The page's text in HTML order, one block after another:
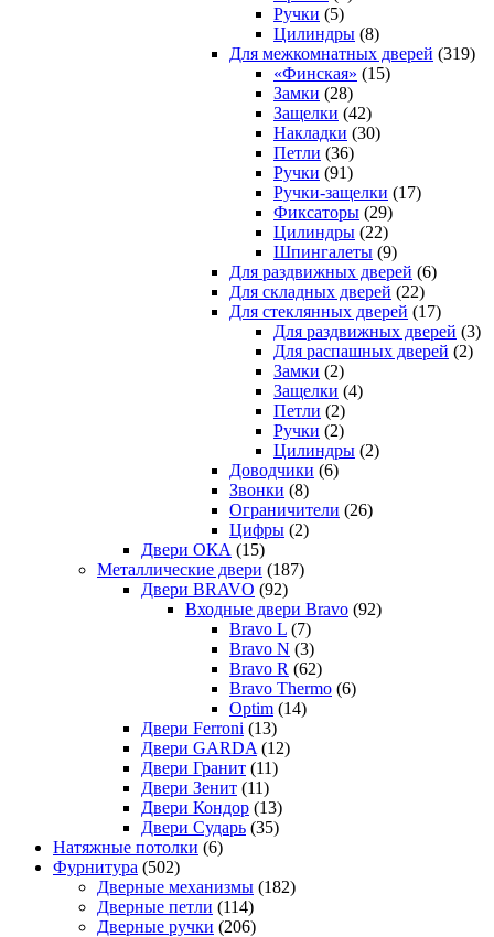
Ручки (5)
Цилиндры (8)
Для межкомнатных дверей (319)
«Финская» (15)
Замки (28)
Защелки (42)
Накладки (30)
Петли (36)
Ручки (91)
Ручки-защелки (17)
Фиксаторы (29)
Цилиндры (22)
Шпингалеты (9)
Для раздвижных дверей (6)
Для складных дверей (22)
Для стеклянных дверей (17)
Для раздвижных дверей (3)
Для распашных дверей (2)
Замки (2)
Защелки (4)
Петли (2)
Ручки (2)
Цилиндры (2)
Доводчики (6)
Звонки (8)
Ограничители (26)
Цифры (2)
Двери ОКА (15)
Металлические двери (187)
Двери BRAVO (92)
Входные двери Bravo (92)
Bravo L (7)
Bravo N (3)
Bravo R (62)
Bravo Thermo (6)
Optim (14)
Двери Ferroni (13)
Двери GARDA (12)
Двери Гранит (11)
Двери Зенит (11)
Двери Кондор (13)
Двери Сударь (35)
Натяжные потолки (6)
Фурнитура (502)
Дверные механизмы (182)
Дверные петли (114)
Дверные ручки (206)